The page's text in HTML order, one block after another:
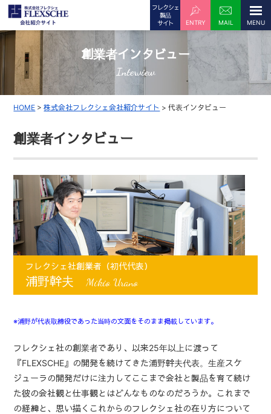
フレクシェ
製品
サイト
ENTRY MAIL
創業者インタビュー
Interview
HOME >株式会社フレクシェ会社紹介サイト >代表インタビュー
創業者インタビュー
フレクシェ社創業者（初代代表）
浦野幹夫 Mikio Urano
※浦野が代表取締役であった当時の文面をそのまま掲載しています。
フレクシェ社の創業者であり、以来25年以上に渡って
『FLEXSCHE』の開発を続けてきた浦野幹夫代表。生産スケ
ジューラの開発だけに注力してここまで会社と製品を育て続け
た彼の会社観と仕事観とはどんなものなのだろうか。これまで
の経緯と、思い描くこれからのフレクシェ社の在り方について